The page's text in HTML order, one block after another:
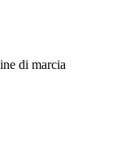
di marcia